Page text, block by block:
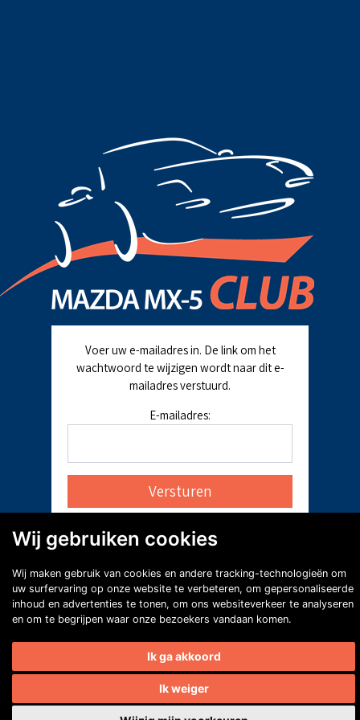
Voer uw e-mailadres in. De link om het
wachtwoord te wijzigen wordt naar dit e-
mailadres verstuurd.
E-mailadres:
Wij gebruiken cookies
Wij maken gebruik van cookies en andere tracking-technologieën om
uw surfervaring op onze website te verbeteren, om gepersonaliseerde
inhoud en advertenties te tonen, om ons websiteverkeer te analyseren
en om te begrijpen waar onze bezoekers vandaan komen.
Ik ga akkoord
Ik weiger